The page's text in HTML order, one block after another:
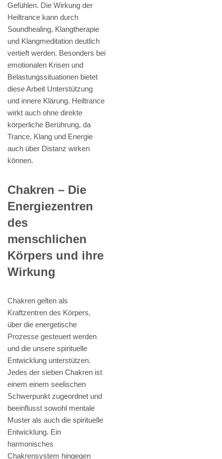
Gefühlen. Die Wirkung der
Heiltrance kann durch
Soundhealing, Klangtherapie
und Klangmeditation deutlich
vertieft werden. Besonders bei
emotionalen Krisen und
Belastungssituationen bietet
diese Arbeit Unterstützung
und innere Klärung. Heiltrance
wirkt auch ohne direkte
körperliche Berührung, da
Trance, Klang und Energie
auch über Distanz wirken
können.
Chakren – Die
Energiezentren
des
menschlichen
Körpers und ihre
Wirkung
Chakren gelten als
Kraftzentren des Körpers,
über die energetische
Prozesse gesteuert werden
und die unsere spirituelle
Entwicklung unterstützen.
Jedes der sieben Chakren ist
einem einem seelischen
Schwerpunkt zugeordnet und
beeinflusst sowohl mentale
Muster als auch die spirituelle
Entwicklung. Ein
harmonisches
Chakrensystem hingegen